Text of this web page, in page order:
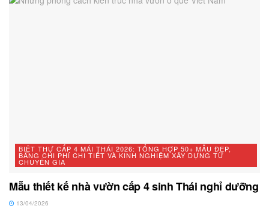
BIỆT THỰ CẤP 4 MÁI THÁI 2026: TỔNG HỢP 50+ MẪU ĐẸP,
BẢNG CHI PHÍ CHI TIẾT VÀ KINH NGHIỆM XÂY DỰNG TỪ
CHUYÊN GIA
Mẫu thiết kế nhà vườn cấp 4 sinh Thái nghỉ dưỡng
13/04/2026